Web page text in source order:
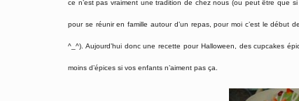
ce n’est pas vraiment une tradition de chez nous (ou peut être que
pour se réunir en famille autour d’un repas, pour moi c’est le début
^_^). Aujourd’hui donc une recette pour Halloween, des cupcakes
moins d’épices si vos enfants n’aiment pas ça.